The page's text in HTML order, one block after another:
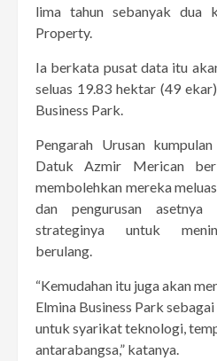
lima tahun sebanyak dua
Property.
Ia berkata pusat data itu
seluas 19.83 hektar (49
Business Park.
Pengarah Urusan
Datuk Azmir Merican
membolehkan mereka
dan pengurusan
strateginya untuk
berulang.
“Kemudahan itu juga akan
Elmina Business Park
untuk syarikat teknologi,
antarabangsa,” katanya.